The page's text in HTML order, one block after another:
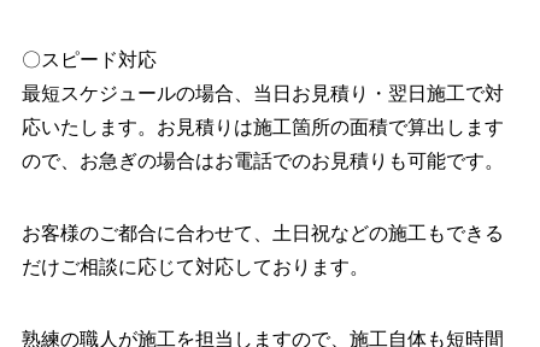
〇スピード対応
最短スケジュールの場合、当日お見積り・翌日施工で対
応いたします。お見積りは施工箇所の面積で算出します
ので、お急ぎの場合はお電話でのお見積りも可能です。
お客様のご都合に合わせて、土日祝などの施工もできる
だけご相談に応じて対応しております。
熟練の職人が施工を担当しますので、施工自体も短時間